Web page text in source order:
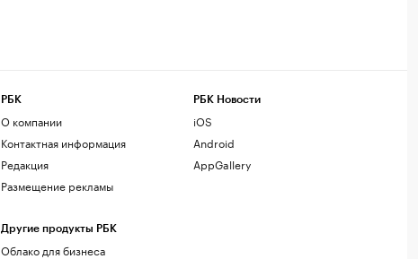
РБК
О компании
Контактная информация
Редакция
Размещение рекламы
Другие продукты РБК
Облако для бизнеса
РБК Новости
iOS
Android
AppGallery